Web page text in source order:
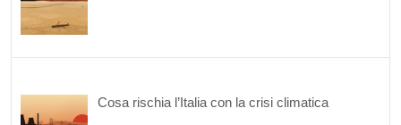
Cosa rischia l’Italia con la crisi climatica